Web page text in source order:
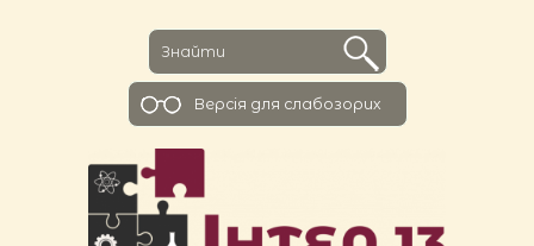
Версiя для слабозорих